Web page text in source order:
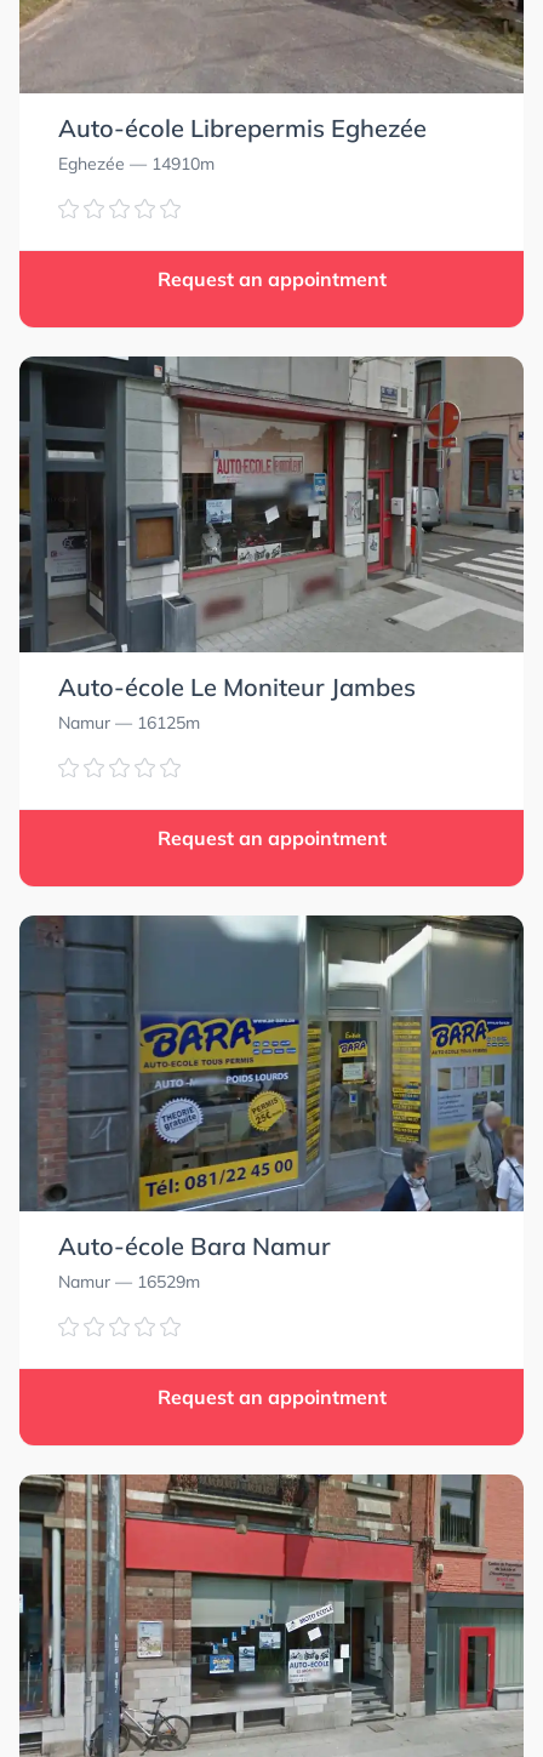
Auto-école Librepermis Eghezée
Eghezée — 14910m
Request an appointment
Auto-école Le Moniteur Jambes
Namur — 16125m
Request an appointment
Auto-école Bara Namur
Namur — 16529m
Request an appointment